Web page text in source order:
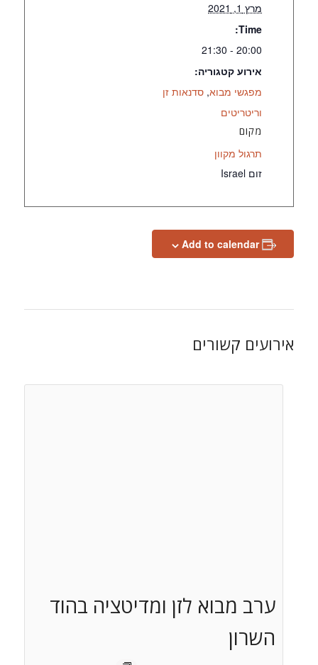
מרץ 1, 2021
Time:
20:00 - 21:30
אירוע קטגוריה:
מפגשי מבוא, סדנאות זן
וריטריטים
מקום
תרגול מקוון
זום Israel
Add to calendar
אירועים קשורים
ערב מבוא לזן ומדיטציה בהוד
השרון